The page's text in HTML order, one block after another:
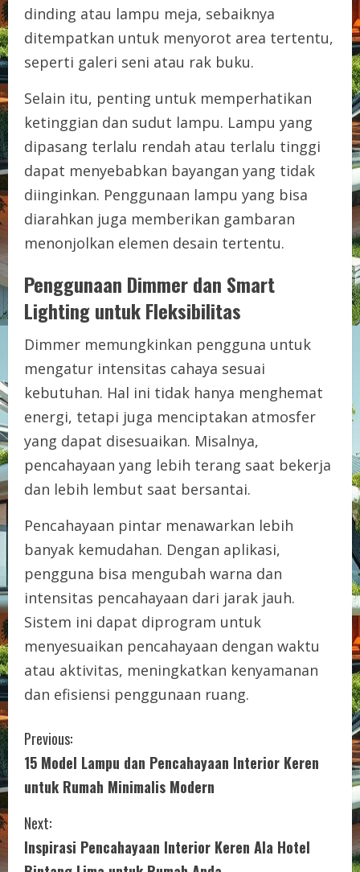
dinding atau lampu meja, sebaiknya
ditempatkan untuk menyorot area tertentu,
seperti galeri seni atau rak buku.
Selain itu, penting untuk memperhatikan
ketinggian dan sudut lampu. Lampu yang
dipasang terlalu rendah atau terlalu tinggi
dapat menyebabkan bayangan yang tidak
diinginkan. Penggunaan lampu yang bisa
diarahkan juga memberikan gambaran
menonjolkan elemen desain tertentu.
Penggunaan Dimmer dan Smart
Lighting untuk Fleksibilitas
Dimmer memungkinkan pengguna untuk
mengatur intensitas cahaya sesuai
kebutuhan. Hal ini tidak hanya menghemat
energi, tetapi juga menciptakan atmosfer
yang dapat disesuaikan. Misalnya,
pencahayaan yang lebih terang saat bekerja
dan lebih lembut saat bersantai.
Pencahayaan pintar menawarkan lebih
banyak kemudahan. Dengan aplikasi,
pengguna bisa mengubah warna dan
intensitas pencahayaan dari jarak jauh.
Sistem ini dapat diprogram untuk
menyesuaikan pencahayaan dengan waktu
atau aktivitas, meningkatkan kenyamanan
dan efisiensi penggunaan ruang.
C
o
n
t
Previous:
15 Model Lampu dan Pencahayaan Interior Keren
untuk Rumah Minimalis Modern
Next:
Inspirasi Pencahayaan Interior Keren Ala Hotel